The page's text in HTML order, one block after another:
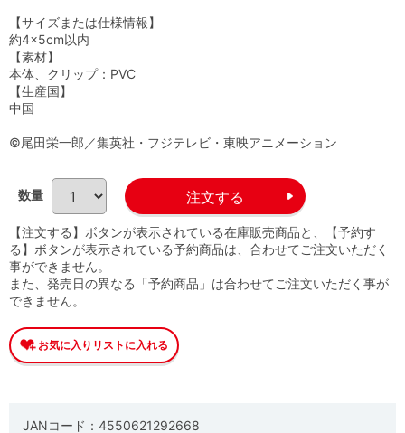
【サイズまたは仕様情報】
約4×5cm以内
【素材】
本体、クリップ：PVC
【生産国】
中国
©尾田栄一郎／集英社・フジテレビ・東映アニメーション
数量
【注文する】ボタンが表示されている在庫販売商品と、【予約す
る】ボタンが表示されている予約商品は、合わせてご注文いただく
事ができません。
また、発売日の異なる「予約商品」は合わせてご注文いただく事が
できません。
JANコード：4550621292668